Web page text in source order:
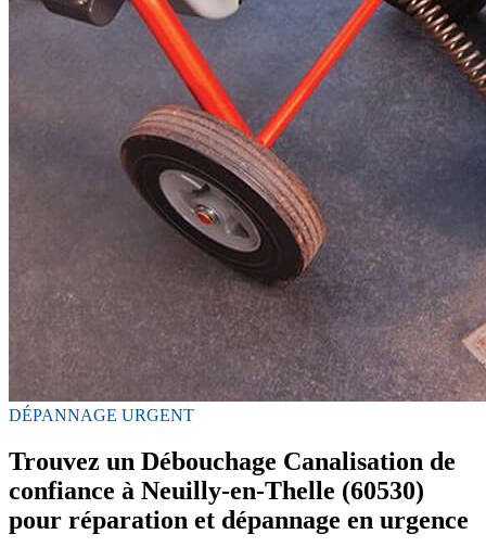
DÉPANNAGE URGENT
Trouvez un Débouchage Canalisation de
confiance à Neuilly-en-Thelle (60530)
pour réparation et dépannage en urgence